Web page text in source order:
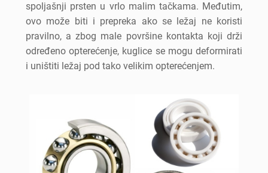
spoljašnji prsten u vrlo malim tačkama. Međutim,
ovo može biti i prepreka ako se ležaj ne koristi
pravilno, a zbog male površine kontakta koji drži
određeno opterećenje, kuglice se mogu deformirati
i uništiti ležaj pod tako velikim opterećenjem.